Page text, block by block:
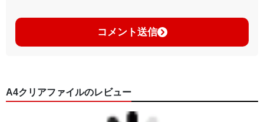
コメント送信
A4クリアファイルのレビュー